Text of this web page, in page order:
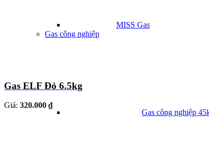
MISS Gas
Gas công nghiệp
Gas công nghiệp
Gas ELF Đỏ 6.5kg
Giá: 320.000 ₫